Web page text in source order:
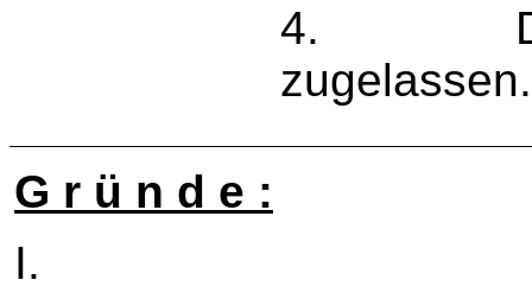
4. Die
zugelassen.
G r ü n d e :
I.